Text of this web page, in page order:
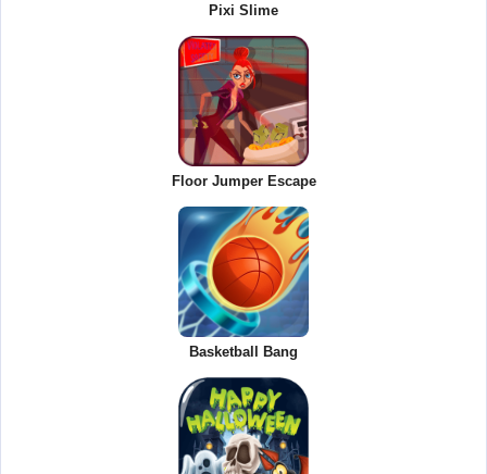
Pixi Slime
Floor Jumper Escape
Basketball Bang